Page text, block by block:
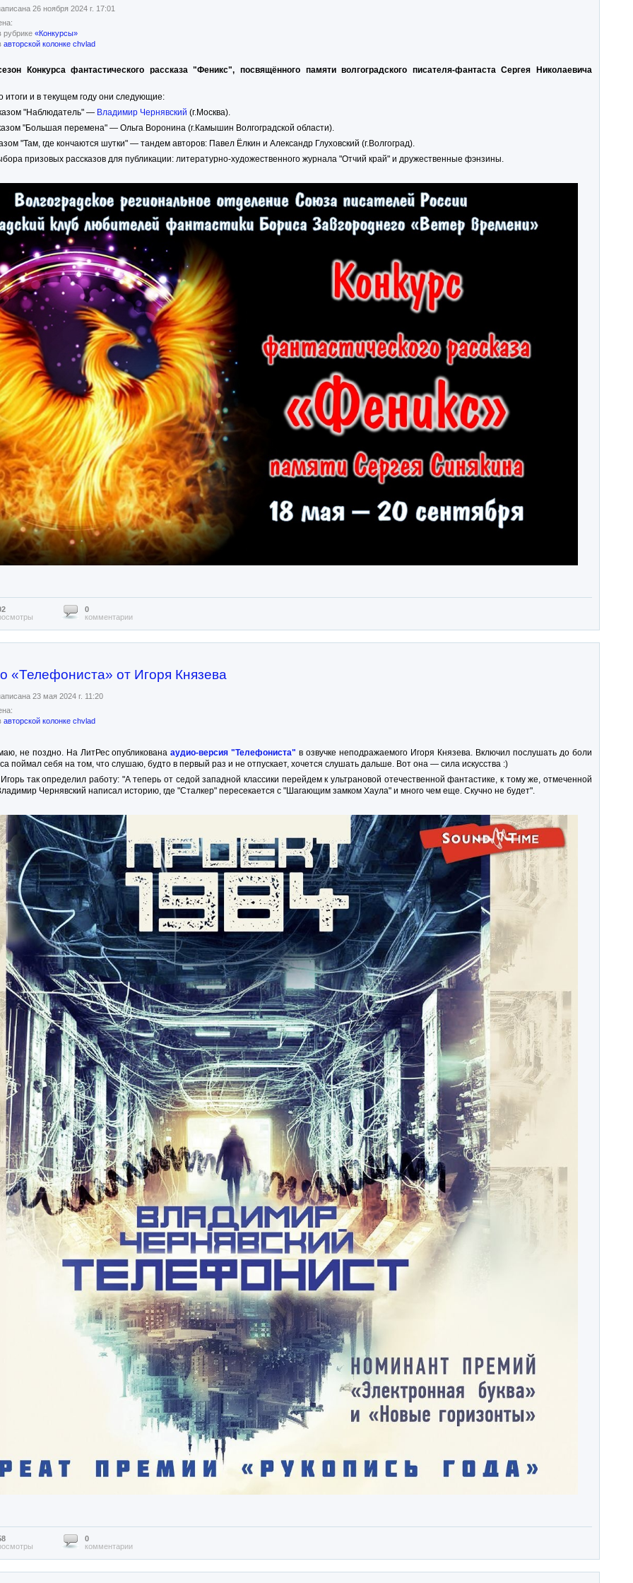
26 ноября 2024 г. 17:01
рубрике «Конкурсы»
авторской колонке chvlad
Конкурса фантастического рассказа "Феникс", посвящённого памяти волгоградского писателя-фантаста Сергея Николаевича
и в текущем году они следующие:
"Наблюдатель" — Владимир Чернявский (г.Москва).
"Большая перемена" — Ольга Воронина (г.Камышин Волгоградской области).
"Там, где кончаются шутки" — тандем авторов: Павел Ёлкин и Александр Глуховский (г.Волгоград).
призовых рассказов для публикации: литературно-художественного журнала "Отчий край" и дружественные фэнзины.
0
комментарии
«Телефониста» от Игоря Князева
23 мая 2024 г. 11:20
авторской колонке chvlad
не поздно. На ЛитРес опубликованааудио-версия "Телефониста" в озвучке неподражаемого Игоря Князева. Включил послушать до боли
поймал себя на том, что слушаю, будто в первый раз и не отпускает, хочется слушать дальше. Вот она — сила искусства :)
так определил работу: "А теперь от седой западной классики перейдем к ультрановой отечественной фантастике, к тому же, отмеченной
Чернявский написал историю, где "Сталкер" пересекается с "Шагающим замком Хаула" и много чем еще. Скучно не будет".
0
комментарии